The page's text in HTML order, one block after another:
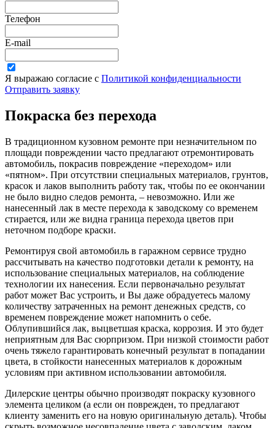
Телефон
E-mail
Я выражаю согласие с Политикой конфиденциальности
Отправить заявку
Покраска без перехода
В традиционном кузовном ремонте при незначительном по
площади повреждении часто предлагают отремонтировать
автомобиль, покрасив повреждение «переходом» или
«пятном». При отсутствии специальных материалов, грунтов,
красок и лаков выполнить работу так, чтобы по ее окончании
не было видно следов ремонта, – невозможно. Или же
нанесенный лак в месте перехода к заводскому со временем
стирается, или же видна граница перехода цветов при
неточном подборе краски.
Ремонтируя свой автомобиль в гаражном сервисе трудно
рассчитывать на качество подготовки детали к ремонту, на
использование специальных материалов, на соблюдение
технологии их нанесения. Если первоначально результат
работ может Вас устроить, и Вы даже обрадуетесь малому
количеству затраченных на ремонт денежных средств, со
временем повреждение может напомнить о себе.
Облупившийся лак, выцветшая краска, коррозия. И это будет
неприятным для Вас сюрпризом. При низкой стоимости работ
очень тяжело гарантировать конечный результат в попадании
цвета, в стойкости нанесенных материалов к дорожным
условиям при активном использовании автомобиля.
Дилерские центры обычно производят покраску кузовного
элемента целиком (а если он поврежден, то предлагают
клиенту заменить его на новую оригинальную деталь). Чтобы